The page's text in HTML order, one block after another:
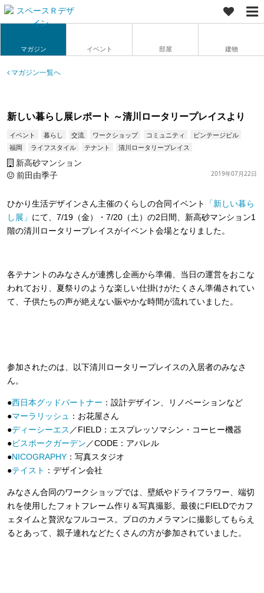
マガジン イベント 部屋 建物
マガジン一覧へ
新しい暮らし展レポート ～清川ロータリープレイスより
イベント 暮らし 交流 ワークショップ コミュニティ
ビンテージビル
福岡
ライフスタイル テナント 清川ロータリープレイス
新高砂マンション
前田由季子
2019年07月22日
ひかり生活デザインさん主催のくらしの合同イベント
「新しい暮ら
し展」 にて、7/19（金）・7/20（土）の2日間、新高砂マンション1
階の清川ロータリープレイスがイベント会場となりました。
各テナントのみなさんが連携し企画から準備、当日の運営をおこな
われており、夏祭りのような楽しい仕掛けがたくさん準備されてい
て、子供たちの声が絶えない賑やかな時間が流れていました。
参加されたのは、以下清川ロータリープレイスの入居者のみなさ
ん。
●西日本グッドパートナー ：設計デザイン、リノベーションなど
●マーラリッシュ
：お花屋さん
●ディーシーエス ／FIELD：エスプレッソマシン・コーヒー機器
●ビスポークガーデン ／CODE：アパレル
●NICOGRAPHY ：写真スタジオ
●テイスト ：デザイン会社
みなさん合同のワークショップでは、壁紙やドライフラワー、端切
れを使用したフォトフレーム作り＆写真撮影。最後にFIELDでカフ
ェタイムと贅沢なフルコース。プロのカメラマンに撮影してもらえ
るとあって、親子連れなどたくさんの方が参加されていました。